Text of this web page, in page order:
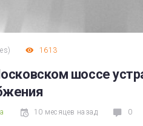
) 1613
шоссе
10 месяцев назад 0